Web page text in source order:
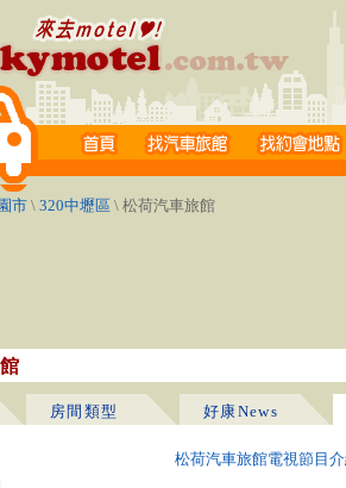
市 \ 320中壢區 \ 松荷汽車旅館
房間類型 好康News
松荷汽車旅館電視節目